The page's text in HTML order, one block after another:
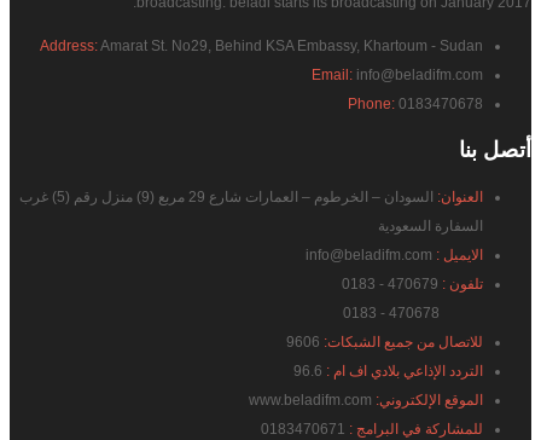
Address:Amarat St. No29, Behind KSA Embassy, Khartoum - Sudan
Email: info@beladifm.com
Phone: 0183470678
أتصل بنا
العنوان:
السودان – الخرطوم – العمارات شارع 29 مربع (9) منزل رقم (5) غرب
السفارة السعودية
الايميل :
تلفون :
للاتصال من جميع الشبكات:
التردد الإذاعي بلادي اف ام :
الموقع الإلكتروني:
للمشاركة في البرامج :